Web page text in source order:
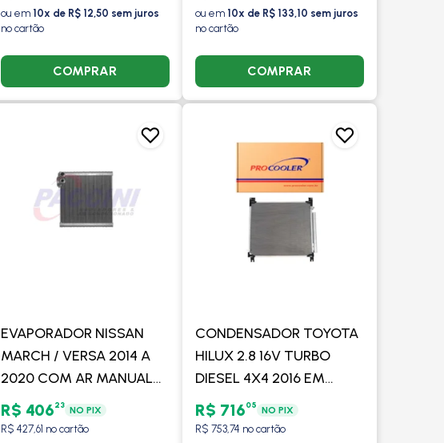
07/11 - COBREQ
ou em 10x de R$ 12,50 sem juros
no cartão
COMPRAR
ou em 10x de R$ 133,10 sem juros
no cartão
COMPRAR
EVAPORADOR NISSAN
MARCH / VERSA 2014 A
2020 COM AR MANUAL
PC500323 - DENSO
R$ 40623 NO PIX
R$ 427,61 no cartão
CONDENSADOR TOYOTA
HILUX 2.8 16V TURBO
DIESEL 4X4 2016 EM
DIANTE - PROCOOLER
R$ 71605 NO PIX
R$ 753,74 no cartão